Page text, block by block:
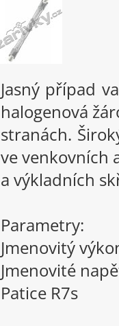
Jasný případ
halogenová
stranách.
ve venkovních
a výkladních
Parametry:
Jmenovitý
Jmenovité
Patice R7s